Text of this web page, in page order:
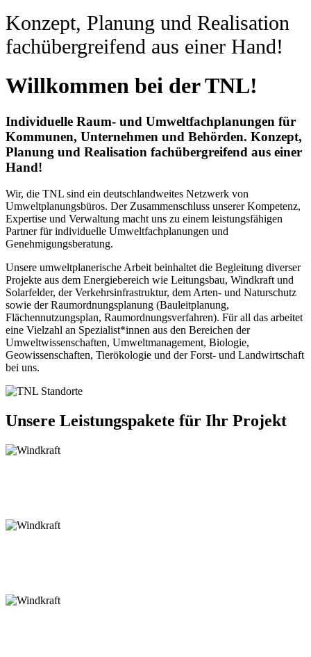
Konzept, Planung und Realisation
fachübergreifend aus einer Hand!
Willkommen bei der TNL!
Individuelle Raum- und Umweltfachplanungen für
Kommunen, Unternehmen und Behörden. Konzept,
Planung und Realisation fachübergreifend aus einer
Hand!
Wir, die TNL sind ein deutschlandweites Netzwerk von
Umweltplanungsbüros. Der Zusammenschluss unserer Kompetenz,
Expertise und Verwaltung macht uns zu einem leistungsfähigen
Partner für individuelle Umweltfachplanungen und
Genehmigungsberatung.
Unsere umweltplanerische Arbeit beinhaltet die Begleitung diverser
Projekte aus dem Energiebereich wie Leitungsbau, Windkraft und
Solarfelder, der Verkehrsinfrastruktur, dem Arten- und Naturschutz
sowie der Raumordnungsplanung (Bauleitplanung,
Flächennutzungsplan, Raumordnungsverfahren). Für all das arbeitet
eine Vielzahl an Spezialist*innen aus den Bereichen der
Umweltwissenschaften, Umweltmanagement, Biologie,
Geowissenschaften, Tierökologie und der Forst- und Landwirtschaft
bei uns.
Unsere Leistungspakete für Ihr Projekt